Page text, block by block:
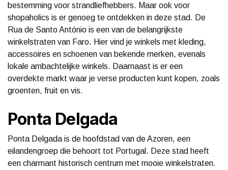
bestemming voor strandliefhebbers. Maar ook voor
shopaholics is er genoeg te ontdekken in deze stad. De
Rua de Santo António is een van de belangrijkste
winkelstraten van Faro. Hier vind je winkels met kleding,
accessoires en schoenen van bekende merken, evenals
lokale ambachtelijke winkels. Daarnaast is er een
overdekte markt waar je verse producten kunt kopen, zoals
groenten, fruit en vis.
Ponta Delgada
Ponta Delgada is de hoofdstad van de Azoren, een
eilandengroep die behoort tot Portugal. Deze stad heeft
een charmant historisch centrum met mooie winkelstraten.